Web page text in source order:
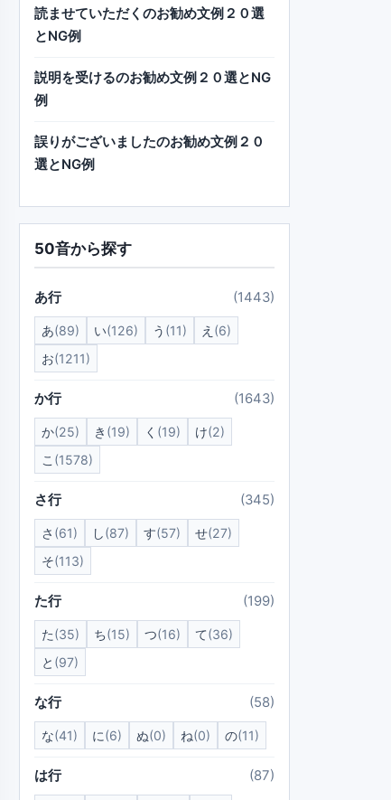
読ませていただくのお勧め文例２０選
とNG例
説明を受けるのお勧め文例２０選とNG
例
誤りがございましたのお勧め文例２０
選とNG例
50音から探す
あ行 (1443)
あ(89) い(126) う (11) え (6)
お(1211)
か行 (1643)
か(25) き (19) く (19) け(2)
こ (1578)
さ行 (345)
さ (61) し(87) す(57) せ(27)
そ(113)
た行 (199)
た(35) ち(15) つ(16) て(36)
と (97)
な行 (58)
な(41) に(6) ぬ(0) ね(0) の(11)
は行 (87)